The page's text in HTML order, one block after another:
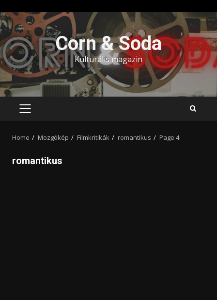
Skip
to
content
Corn & Soda
Kulturális magazin
PRIMARY
Home Mozgókép Filmkritikák romantikus Page 4
romantikus